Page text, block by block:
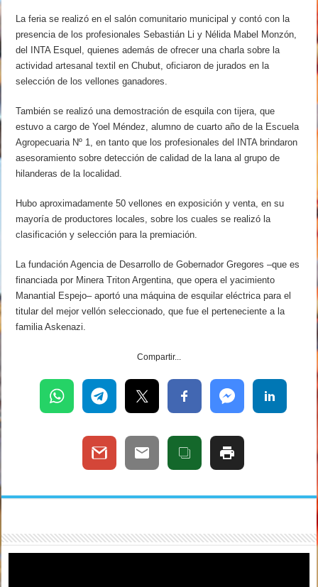
La feria se realizó en el salón comunitario municipal y contó con la
presencia de los profesionales Sebastián Li y Nélida Mabel Monzón,
del INTA Esquel, quienes además de ofrecer una charla sobre la
actividad artesanal textil en Chubut, oficiaron de jurados en la
selección de los vellones ganadores.
También se realizó una demostración de esquila con tijera, que
estuvo a cargo de Yoel Méndez, alumno de cuarto año de la Escuela
Agropecuaria Nº 1, en tanto que los profesionales del INTA brindaron
asesoramiento sobre detección de calidad de la lana al grupo de
hilanderas de la localidad.
Hubo aproximadamente 50 vellones en exposición y venta, en su
mayoría de productores locales, sobre los cuales se realizó la
clasificación y selección para la premiación.
La fundación Agencia de Desarrollo de Gobernador Gregores –que es
financiada por Minera Triton Argentina, que opera el yacimiento
Manantial Espejo– aportó una máquina de esquilar eléctrica para el
titular del mejor vellón seleccionado, que fue el perteneciente a la
familia Askenazi.
Compartir...